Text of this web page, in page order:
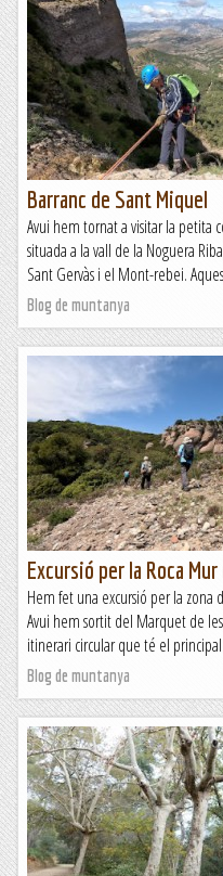
Barranc de Sant Miquel
Avui hem tornat a visitar la petita
situada a la vall de la Noguera
Sant Gervàs i el Mont-rebei.
Blog de muntanya
Excursió per la Roca
Hem fet una excursió per la zona
Avui hem sortit del Marquet de
itinerari circular que té el
Blog de muntanya